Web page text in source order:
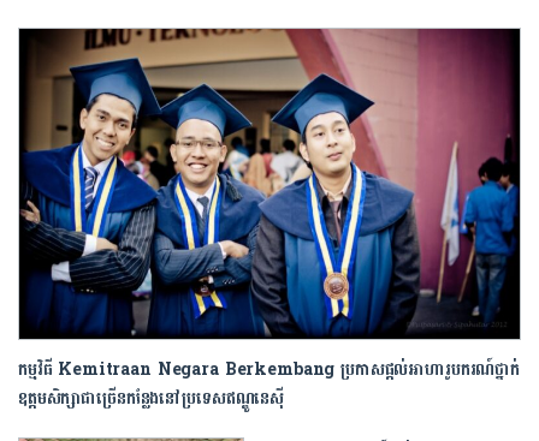
កម្មវិធី Kemitraan Negara Berkembang ប្រកាស​ផ្តល់អាហារូបករណ៍ថ្នាក់
ឧត្តមសិក្សាជាច្រើនកន្លែងនៅប្រទេសឥណ្ឌូនេស៊ី